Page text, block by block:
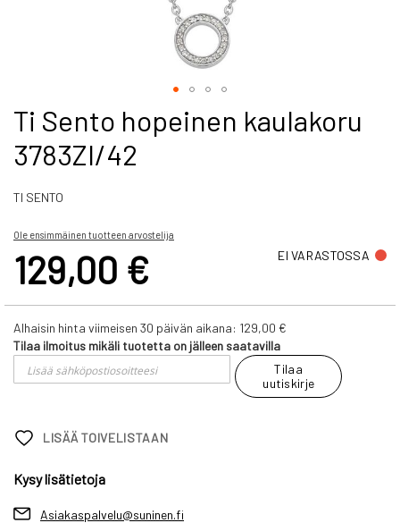
Skip
to
the
beginning
the
gallery
Ti Sento hopeinen kaulakoru
3783ZI/42
TI SENTO
Ole ensimmäinen tuotteen arvostelija
129,00 € EI VARASTOSSA
Alhaisin hinta viimeisen 30 päivän aikana: 129,00 €
Tilaa ilmoitus mikäli tuotetta on jälleen saatavilla
Tilaa
uutiskirje
LISÄÄ TOIVELISTAAN
Kysy lisätietoja
Asiakaspalvelu@suninen.fi